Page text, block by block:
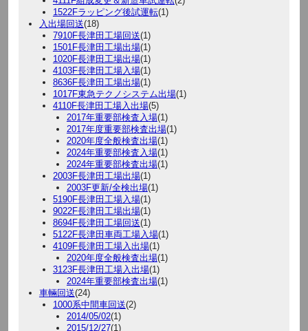
1522Fラッピング後試運転(1)
入出場回送(18)
7910F長津田工場回送(1)
1501F長津田工場出場(1)
1020F長津田工場出場(1)
4103F長津田工場入場(1)
8636F長津田工場出場(1)
1017F東急テクノシステム出場(1)
4110F長津田工場入出場(5)
2017年重要部検査入場(1)
2017年度重要部検査出場(1)
2020年度全般検査出場(1)
2024年重要部検査入場(1)
2024年重要部検査出場(1)
2003F長津田工場出場(1)
2003F更新/全検出場(1)
5190F長津田工場入場(1)
9022F長津田工場出場(1)
8694F長津田工場回送(1)
5122F長津田車両工場入場(1)
4109F長津田工場入出場(1)
2020年度全般検査出場(1)
3123F長津田工場入出場(1)
2024年重要部検査出場(1)
車輛回送(24)
1000系中間車回送(2)
2014/05/02(1)
2015/12/27(1)